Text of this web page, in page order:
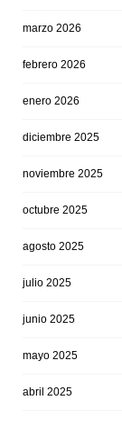
marzo 2026
febrero 2026
enero 2026
diciembre 2025
noviembre 2025
octubre 2025
agosto 2025
julio 2025
junio 2025
mayo 2025
abril 2025